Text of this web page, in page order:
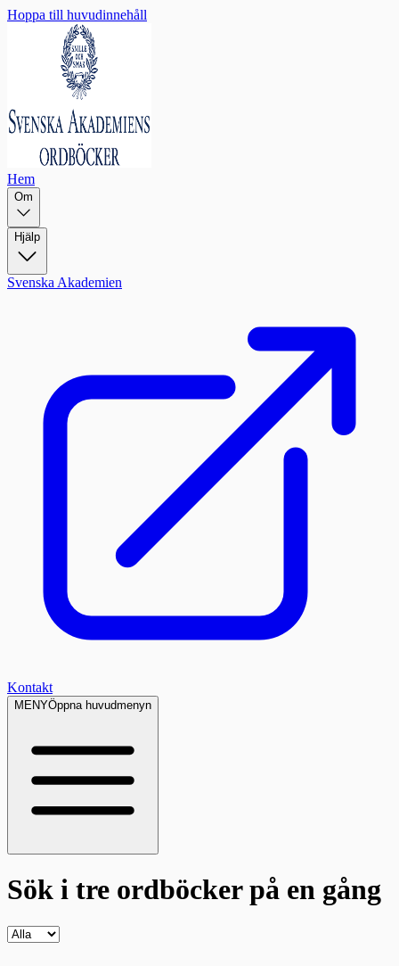
Hoppa till huvudinnehåll
Hem
Om
Hjälp
Svenska Akademien
Kontakt
MENYÖppna huvudmenyn
Sök i tre ordböckerpå en gång